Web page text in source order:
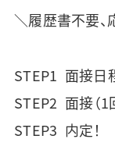
＼履歴書不要、
STEP1 面接日
STEP2 面接（1
STEP3 内定！